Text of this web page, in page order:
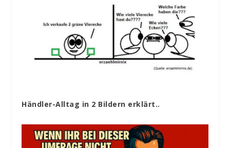
Händler-Alltag in 2 Bildern erklärt..